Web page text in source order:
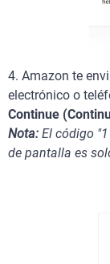
4. Amazon te
electrónico o
Continue
Nota: El código
de pantalla es